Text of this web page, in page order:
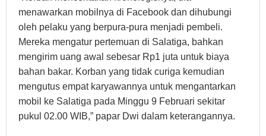
menawarkan mobilnya di Facebook dan dihubungi
oleh pelaku yang berpura-pura menjadi pembeli.
Mereka mengatur pertemuan di Salatiga, bahkan
mengirim uang awal sebesar Rp1 juta untuk biaya
bahan bakar. Korban yang tidak curiga kemudian
mengutus empat karyawannya untuk mengantarkan
mobil ke Salatiga pada Minggu 9 Februari sekitar
pukul 02.00 WIB,” papar Dwi dalam keterangannya.